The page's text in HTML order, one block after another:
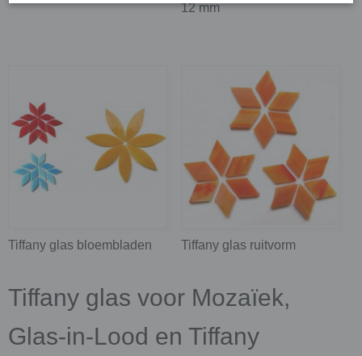
12 mm
Tiffany glas bloembladen Tiffany glas ruitvorm
Tiffany glas voor Mozaïek,
Glas-in-Lood en Tiffany